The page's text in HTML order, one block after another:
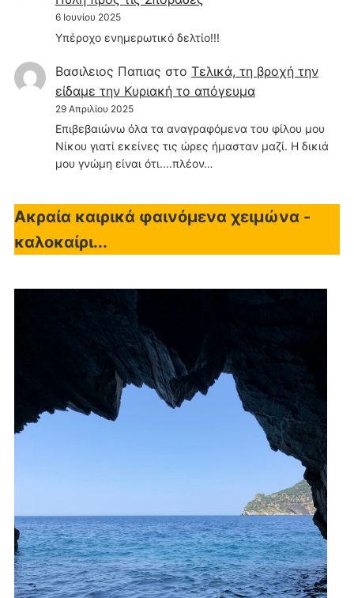
6 Ιουνίου 2025
Υπέροχο ενημερωτικό δελτίο!!!
Βασιλειος Παπιας στο Τελικά, τη βροχή την
είδαμε την Κυριακή το απόγευμα
29 Απριλίου 2025
Επιβεβαιώνω όλα τα αναγραφόμενα του φίλου μου
Νίκου γιατί εκείνες τις ώρες ήμασταν μαζί. Η δικιά
μου γνώμη είναι ότι....πλέον…
Ακραία καιρικά φαινόμενα χειμώνα -
καλοκαίρι...